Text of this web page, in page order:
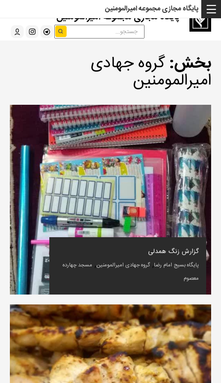
پایگاه مجازی مجموعه امیرالمومنین
پایگاه مجازی مجموعه امیرالمومنین
بخش:گروه جهادی
امیرالمومنین
گزارش زنگ همدلی
پایگاه بسیج امام رضا, گروه جهادی امیرالمومنین, مسجد چهارده
معصوم